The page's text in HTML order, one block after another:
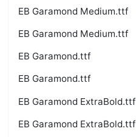
EB Garamond Medium.ttf
EB Garamond Medium.ttf
EB Garamond.ttf
EB Garamond.ttf
EB Garamond ExtraBold.ttf
EB Garamond ExtraBold.ttf